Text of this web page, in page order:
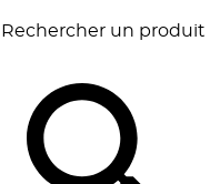
Rechercher un produit
BUREAU